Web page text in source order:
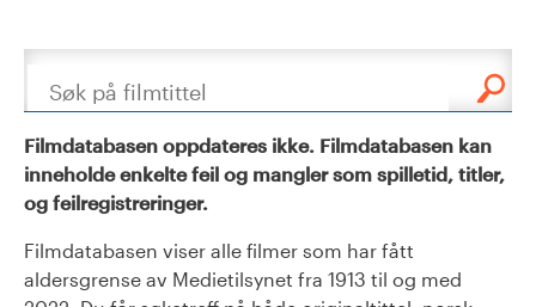
Søk
Filmdatabasen oppdateres ikke. Filmdatabasen kan
inneholde enkelte feil og mangler som spilletid, titler,
og feilregistreringer.
Filmdatabasen viser alle filmer som har fått
aldersgrense av Medietilsynet fra 1913 til og med